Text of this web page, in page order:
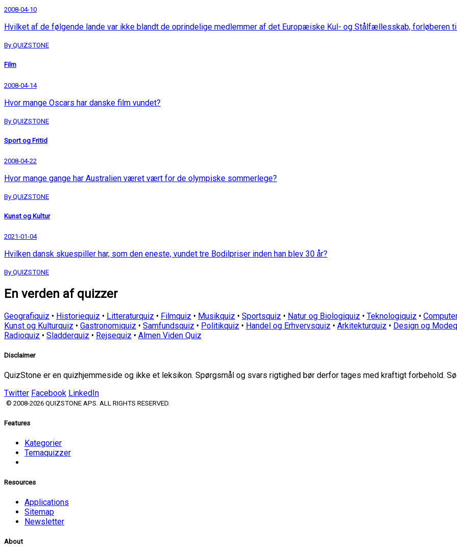
2008-04-10
Hvilket af de følgende lande var ikke blandt de oprindelige medlemmer af det Europæiske Kul- og Stålfællesskab, forløberen
By QUIZSTONE
Film
2008-04-14
Hvor mange Oscars har danske film vundet?
By QUIZSTONE
Sport og Fritid
2008-04-22
Hvor mange gange har Australien været vært for de olympiske sommerlege?
By QUIZSTONE
Kunst og Kultur
2021-01-04
Hvilken dansk skuespiller har, som den eneste, vundet tre Bodilpriser inden han blev 30 år?
By QUIZSTONE
En verden af quizzer
Geografiquiz • Historiequiz • Litteraturquiz • Filmquiz • Musikquiz • Sportsquiz • Natur og Biologiquiz • Teknologiquiz •
Kunst og Kulturquiz • Gastronomiquiz • Samfundsquiz • Politikquiz • Handel og Erhvervsquiz • Arkitekturquiz • Design og
Radioquiz • Sladderquiz • Rejsequiz • Almen Viden Quiz
Disclaimer
QuizStone er en quizhjemmeside og ikke et leksikon. Spørgsmål og svars rigtighed bør derfor tages med kraftigt forbehold.
Twitter Facebook LinkedIn
© 2008-2026 QUIZSTONE APS. ALL RIGHTS RESERVED.
Features
Kategorier
Temaquizzer
Resources
Applications
Sitemap
Newsletter
About